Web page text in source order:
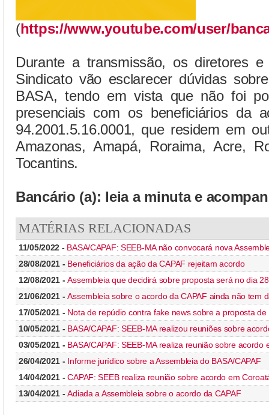
(https://www.youtube.com/user/
Durante a transmissão, os diretores
Sindicato vão esclarecer dúvidas
BASA, tendo em vista que não foi
presenciais com os beneficiários da
94.2001.5.16.0001, que residem em
Amazonas, Amapá, Roraima, Acre,
Tocantins.
Bancário (a): leia a minuta e
MATÉRIAS RELACIONADAS
11/05/2022 - BASA/CAPAF: SEEB-MA não convocará nova
28/08/2021 - Beneficiários da ação da CAPAF rejeitam acordo
12/08/2021 -Assembleia que decidirá sobre proposta será no dia
21/06/2021 -Assembleia sobre o acordo da CAPAF ainda não tem
17/05/2021 - Nota de repúdio contra fake news sobre a proposta de
10/05/2021 - BASA/CAPAF: SEEB-MA realizou reuniões sobre
03/05/2021 - BASA/CAPAF: SEEB-MA realiza reunião sobre acordo
26/04/2021 - Informe jurídico sobre a Assembleia do BASA/CAPAF
14/04/2021 -CAPAF: SEEB realiza reunião sobre acordo em
13/04/2021 -Adiada a Assembleia sobre o acordo da CAPAF